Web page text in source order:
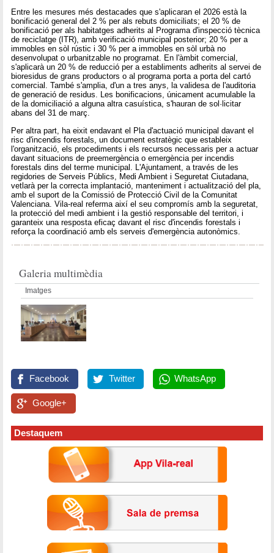
Entre les mesures més destacades que s'aplicaran el 2026 està la
bonificació general del 2 % per als rebuts domiciliats; el 20 % de
bonificació per als habitatges adherits al Programa d'inspecció tècnica
de reciclatge (ITR), amb verificació municipal posterior; 20 % per a
immobles en sòl rústic i 30 % per a immobles en sòl urbà no
desenvolupat o urbanitzable no programat. En l'àmbit comercial,
s'aplicarà un 20 % de reducció per a establiments adherits al servei de
bioresidus de grans productors o al programa porta a porta del cartó
comercial. També s'amplia, d'un a tres anys, la validesa de l'auditoria
de generació de residus. Les bonificacions, únicament acumulable la
de la domiciliació a alguna altra casuística, s'hauran de sol·licitar
abans del 31 de març.
Per altra part, ha eixit endavant el Pla d'actuació municipal davant el
risc d'incendis forestals, un document estratègic que estableix
l'organització, els procediments i els recursos necessaris per a actuar
davant situacions de preemergència o emergència per incendis
forestals dins del terme municipal. L'Ajuntament, a través de les
regidories de Serveis Públics, Medi Ambient i Seguretat Ciutadana,
vetlarà per la correcta implantació, manteniment i actualització del pla,
amb el suport de la Comissió de Protecció Civil de la Comunitat
Valenciana. Vila-real referma així el seu compromís amb la seguretat,
la protecció del medi ambient i la gestió responsable del territori, i
garanteix una resposta eficaç davant el risc d'incendis forestals i
reforça la coordinació amb els serveis d'emergència autonòmics.
Galeria multimèdia
Imatges
Facebook Twitter WhatsApp
Google+
Destaquem